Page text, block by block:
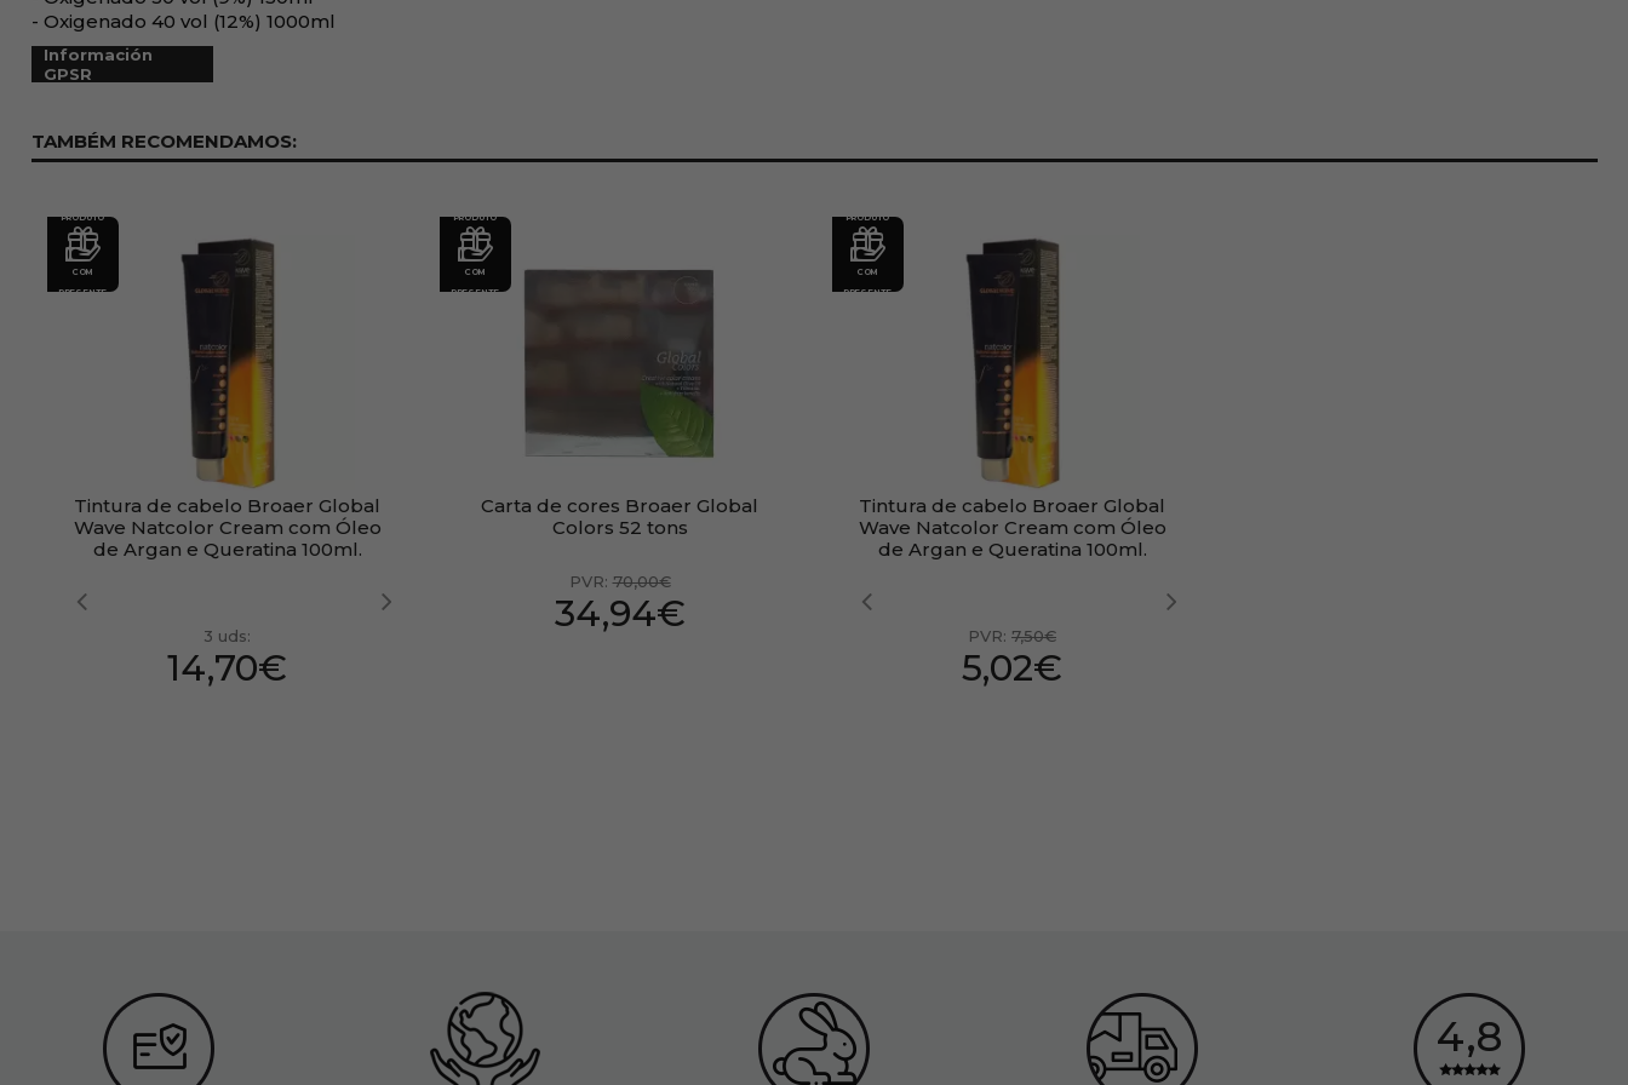
- Oxigenado 40 vol (12%) 1000ml
Información
GPSR
TAMBÉM RECOMENDAMOS:
PRODUTO
COM
PRESENTE
Tintura de cabelo Broaer Global
Wave Natcolor Cream com Óleo
de Argan e Queratina 100ml.
3 uds:
14,70€
PRODUTO
COM
PRESENTE
Carta de cores Broaer Global
Colors 52 tons
PVR:70,00€
34,94€
PRODUTO
COM
PRESENTE
Tintura de cabelo Broaer Global
Wave Natcolor Cream com Óleo
de Argan e Queratina 100ml.
PVR: 7,50€
5,02€